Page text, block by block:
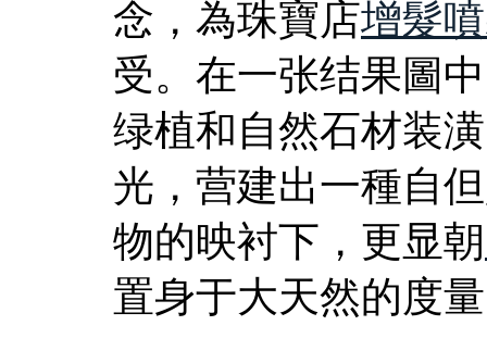
念，為珠寶店增髮
受。在一张结果圖
绿植和自然石材装
光，营建出一種自
物的映衬下，更显朝
置身于大天然的度